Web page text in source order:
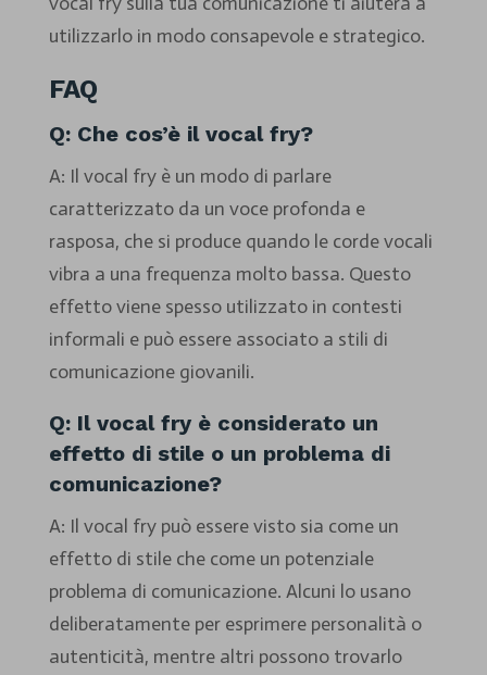
utilizzarlo in modo consapevole e strategico.
FAQ
Q: Che cos’è il vocal fry?
A: Il vocal fry è un modo di parlare
caratterizzato da un voce profonda e
rasposa, che si produce quando le corde vocali
vibra a una frequenza molto bassa. Questo
effetto viene spesso utilizzato in contesti
informali e può essere associato a stili di
comunicazione giovanili.
Q: Il vocal fry è considerato un
effetto di stile o un problema di
comunicazione?
A: Il vocal fry può essere visto sia come un
effetto di stile che come un potenziale
problema di comunicazione. Alcuni lo usano
deliberatamente per esprimere personalità o
autenticità, mentre altri possono trovarlo